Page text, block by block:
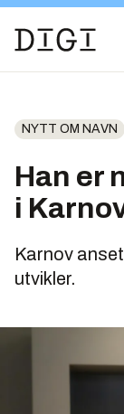
NYTT OM NAVN
Han er
i
Karnov
utvikler.